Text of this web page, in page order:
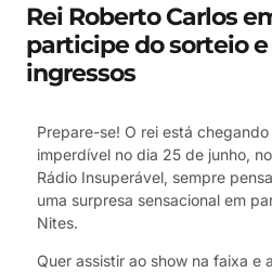
Rei Roberto Carlos
participe do sorteio e
ingressos
Prepare-se! O rei está
imperdível no dia 25 de junho,
Rádio Insuperável, sempre
uma surpresa sensacional em
Nites.
Quer assistir ao show na faixa e